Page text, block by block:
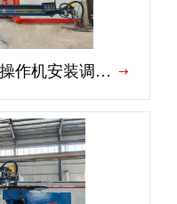
CZ4×4电动回转气动锁紧操作机安装调试现场